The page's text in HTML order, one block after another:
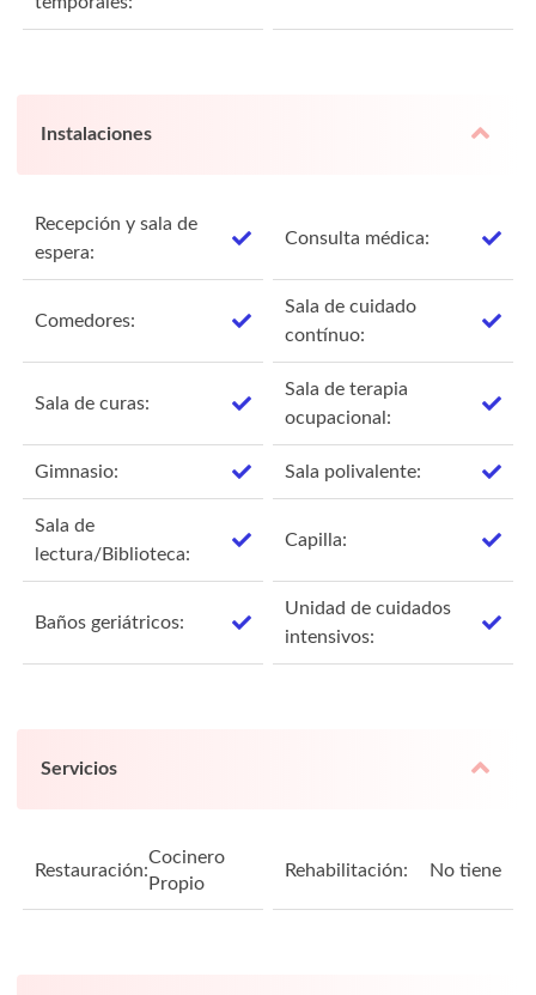
Instalaciones
Recepción y sala de
espera:
Consulta médica:
Comedores:
Sala de cuidado
contínuo:
Sala de curas:
Sala de terapia
ocupacional:
Gimnasio: Sala polivalente:
Sala de
lectura/Biblioteca:
Capilla:
Baños geriátricos:
Unidad de cuidados
intensivos:
Servicios
Restauración:
Cocinero
Propio
Rehabilitación: No tiene